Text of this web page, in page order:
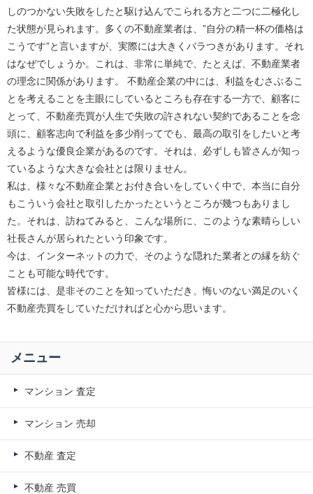
しのつかない失敗をしたと駆け込んでこられる方と二つに二極化し
た状態が見られます。多くの不動産業者は、”自分の精一杯の価格は
こうです”と言いますが、実際には大きくバラつきがあります。それ
はなぜでしょうか。これは、非常に単純で、たとえば、不動産業者
の理念に関係があります。 不動産企業の中には、利益をむさぶるこ
とを考えることを主眼にしているところも存在する一方で、顧客に
とって、不動産売買が人生で失敗の許されない契約であることを念
頭に、顧客志向で利益を多少削ってでも、最高の取引をしたいと考
えるような優良企業があるのです。それは、必ずしも皆さんが知っ
ているような大きな会社とは限りません。
私は、様々な不動産企業とお付き合いをしていく中で、本当に自分
もこういう会社と取引したかったというところが幾つもありまし
た。それは、訪ねてみると、こんな場所に、このような素晴らしい
社長さんが居られたという印象です。
今は、インターネットの力で、そのような隠れた業者との縁を紡ぐ
ことも可能な時代です。
皆様には、是非そのことを知っていただき、悔いのない満足のいく
不動産売買をしていただければと心から思います。
メニュー
マンション 査定
マンション 売却
不動産 査定
不動産 売買